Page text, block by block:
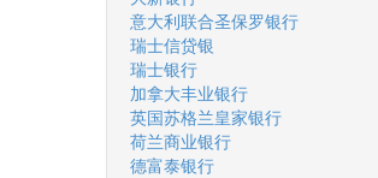
意大利联合圣保罗银行
瑞士信贷银
瑞士银行
加拿大丰业银行
英国苏格兰皇家银行
荷兰商业银行
德富泰银行